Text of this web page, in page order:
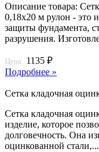
Описание товара:
0,18х20 м рулон - это
защиты фундамента,
разрушения.
Цена: 1135 ₽
Подробнее »
Сетка кладочная
Сетка кладочная
изделие, которое
долговечность. Она
оцинкованной стали,...